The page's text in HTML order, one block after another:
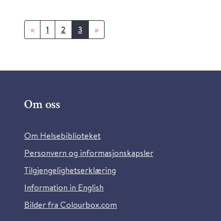
« 1 2 3 »
Om oss
Om Helsebiblioteket
Personvern og informasjonskapsler
Tilgjengelighetserklæring
Information in English
Bilder fra Colourbox.com